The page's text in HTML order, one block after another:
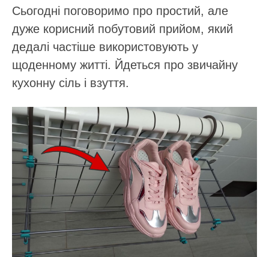
Сьогодні поговоримо про простий, але
дуже корисний побутовий прийом, який
дедалі частіше використовують у
щоденному житті. Йдеться про звичайну
кухонну сіль і взуття.